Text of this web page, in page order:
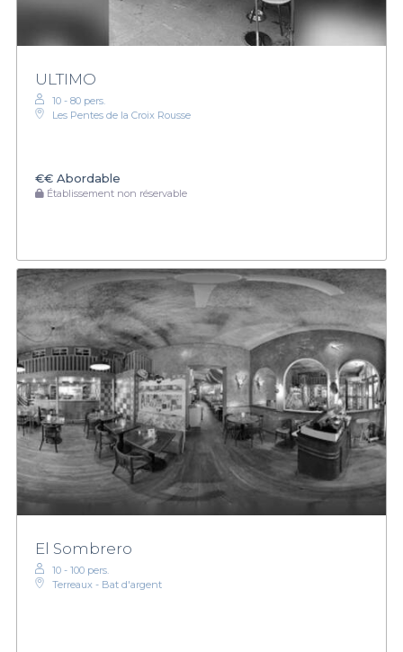
ULTIMO
10 - 80 pers.
Les Pentes de la Croix Rousse
€€ Abordable
Établissement non réservable
El Sombrero
10 - 100 pers.
Terreaux - Bat d'argent